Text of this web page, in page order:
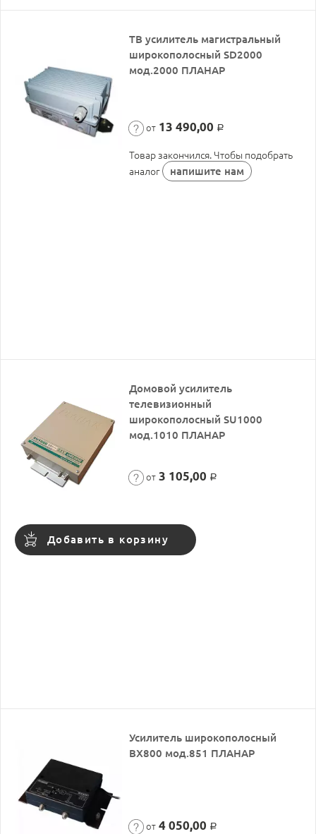
ТВ усилитель магистральный
широкополосный SD2000
мод.2000 ПЛАНАР
от 13 490,00 Р
Товар закончился. Чтобы подобрать
аналог
напишите нам
Домовой усилитель
телевизионный
широкополосный SU1000
мод.1010 ПЛАНАР
от 3 105,00 Р
Добавить в корзину
Усилитель широкополосный
ВХ800 мод.851 ПЛАНАР
от 4 050,00 Р